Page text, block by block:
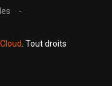
. Tout droits